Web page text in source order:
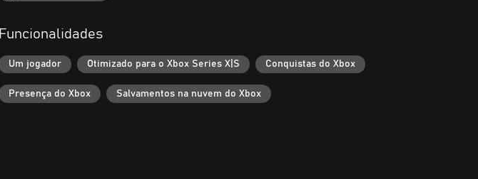
Funcionalidades
Um jogador Otimizado para o Xbox Series X|S Conquistas do Xbox
Presença do Xbox Salvamentos na nuvem do Xbox